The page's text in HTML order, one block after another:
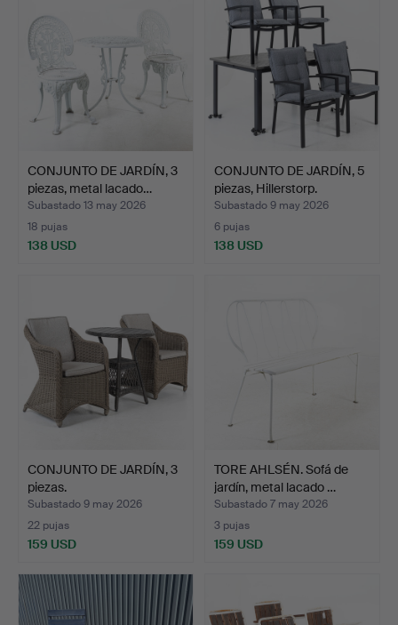
CONJUNTO DE JARDÍN, 3
piezas, metal lacado…
Subastado 13 may 2026
18 pujas
138 USD
CONJUNTO DE JARDÍN, 5
piezas, Hillerstorp.
Subastado 9 may 2026
6 pujas
138 USD
CONJUNTO DE JARDÍN, 3
piezas.
Subastado 9 may 2026
22 pujas
159 USD
TORE AHLSÉN. Sofá de
jardín, metal lacado …
Subastado 7 may 2026
3 pujas
159 USD